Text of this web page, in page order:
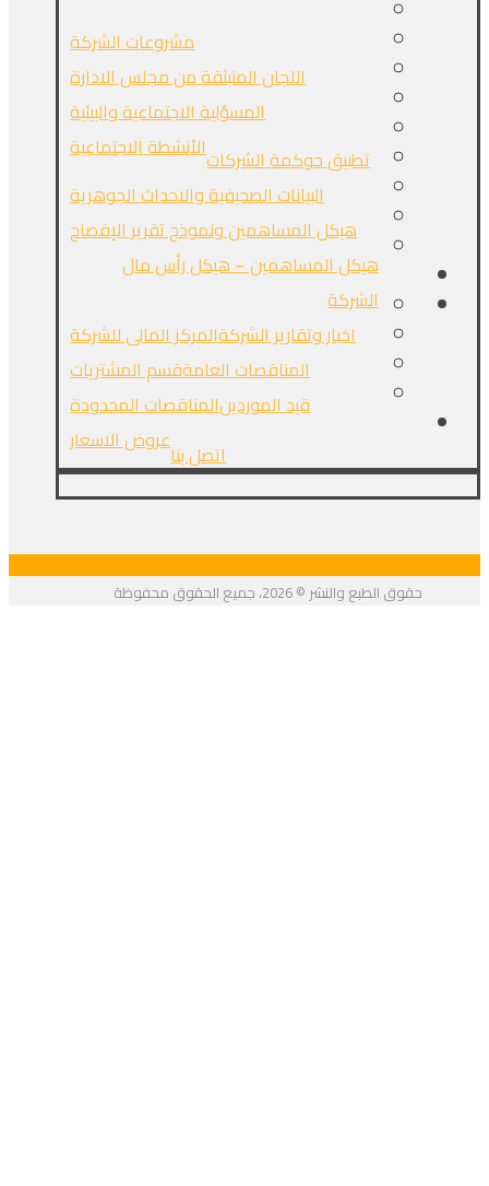
مشروعات الشركة
اللجان المنبثقة من مجلس الادارة
المسؤلية الاجتماعية والبيئية
الأنشطة الاجتماعيةتطبيق حوكمة الشركات
البيانات الصحيفية والاحداث الجوهرية
هيكل المساهمين ونموذج تقرير الإفصاح
هيكل المساهمين – هيكل رأس مال
الشركة
المركز المالى للشركةاخبار وتقارير الشركة
قسم المشترياتالمناقصات العامة
المناقصات المحدودةقيد الموردين
عروض الاسعاراتصل بنا
حقوق الطبع والنشر © 2026، جميع الحقوق محفوظة